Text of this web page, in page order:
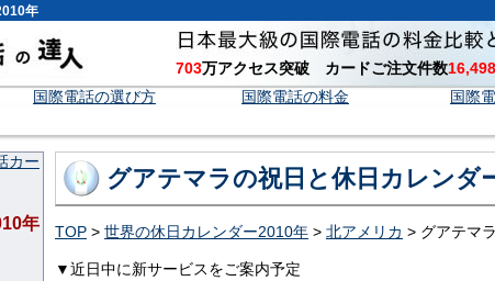
年
703万アクセス突破 カードご注文件数16,498
国際電話の選び方 国際電話の料金 国際
グアテマラの祝日と休日カレンダ
TOP > 世界の休日カレンダー2010年 > 北アメリカ > グアテマラ
▼近日中に新サービスをご案内予定
カー
年